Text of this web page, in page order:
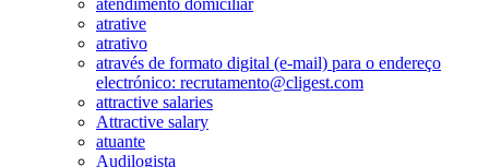
atrative
atrativo
através de formato digital (e-mail) para o endereço
electrónico: recrutamento@cligest.com
attractive salaries
Attractive salary
atuante
Audilogista